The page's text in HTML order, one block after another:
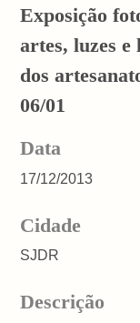
Exposição
artes, luzes
dos
06/01
Data
17/12/2013
Cidade
SJDR
Descrição